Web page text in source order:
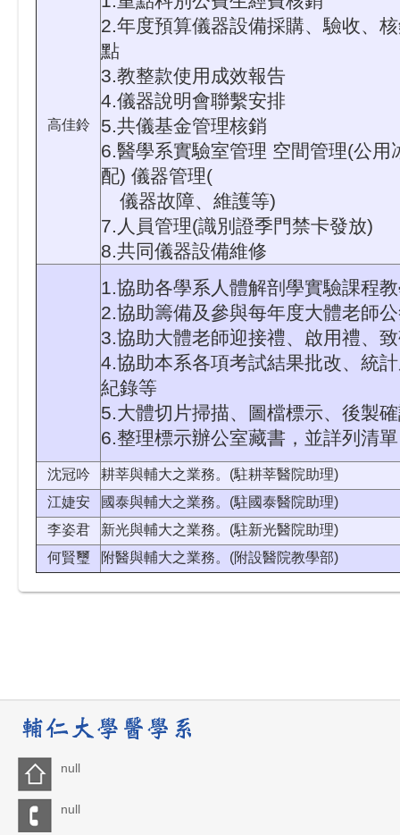
高佳鈴
2.年度預算儀器設備採購、驗收、
點
3.教整款使用成效報告
4.儀器說明會聯繫安排
5.共儀基金管理核銷
6.醫學系實驗室管理 空間管理(公用
配) 儀器管理(
儀器故障、維護等)
7.人員管理(識別證季門禁卡發放)
8.共同儀器設備維修
1.協助各學系人體解剖學實驗課程
2.協助籌備及參與每年度大體老師
3.協助大體老師迎接禮、啟用禮、
4.協助本系各項考試結果批改、統
紀錄等
5.大體切片掃描、圖檔標示、後製
6.整理標示辦公室藏書，並詳列清單
沈冠吟
耕莘與輔大之業務。(駐耕莘醫院助理)
江婕安
國泰與輔大之業務。(駐國泰醫院助理)
李姿君
新光與輔大之業務。(駐新光醫院助理)
何賢璽
附醫與輔大之業務。(附設醫院教學部)
null
null